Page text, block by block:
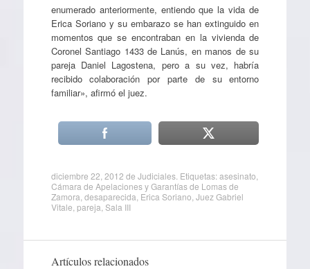
enumerado anteriormente, entiendo que la vida de
Erica Soriano y su embarazo se han extinguido en
momentos que se encontraban en la vivienda de
Coronel Santiago 1433 de Lanús, en manos de su
pareja Daniel Lagostena, pero a su vez, habría
recibido colaboración por parte de su entorno
familiar», afirmó el juez.
diciembre 22, 2012 de Judiciales. Etiquetas:asesinato
Cámara de Apelaciones y Garantías de Lomas de
Zamora desaparecida Erica Soriano Juez Gabriel
Vitale pareja Sala III
Artículos relacionados